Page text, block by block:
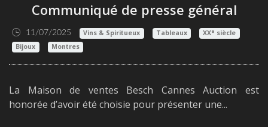
Communiqué de presse général
11/07/2025 Vins & Spiritueux Tableaux
XX° siècle
Bijoux
Montres
La Maison de ventes Besch Cannes Auction est
honorée d’avoir été choisie pour présenter une...